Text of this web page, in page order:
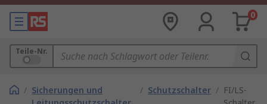
0
Teile-Nr.
/ Sicherungen und
/ Schutzschalter / FI/LS-